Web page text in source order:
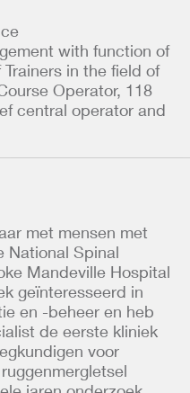
with function of
in the field of
Operator, 118
central operator and
met mensen met
National Spinal
Mandeville Hospital
geïnteresseerd in
en -beheer en heb
de eerste kliniek
voor